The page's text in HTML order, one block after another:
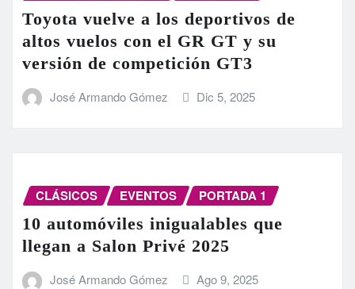
Toyota vuelve a los deportivos de
altos vuelos con el GR GT y su
versión de competición GT3
José Armando Gómez Dic 5, 2025
CLÁSICOS EVENTOS PORTADA 1
10 automóviles inigualables que
llegan a Salon Privé 2025
José Armando Gómez Ago 9, 2025